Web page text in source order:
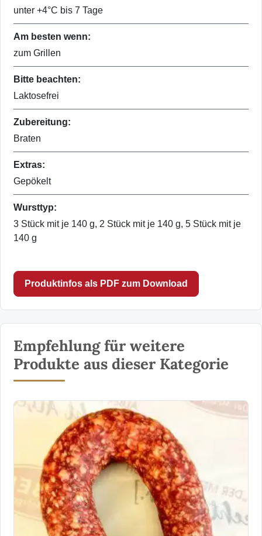
unter +4°C bis 7 Tage
Am besten wenn:
zum Grillen
Bitte beachten:
Laktosefrei
Zubereitung:
Braten
Extras:
Gepökelt
Wursttyp:
3 Stück mit je 140 g, 2 Stück mit je 140 g, 5 Stück mit je
140 g
Produktinfos als PDF zum Download
Empfehlung für weitere
Produkte aus dieser Kategorie